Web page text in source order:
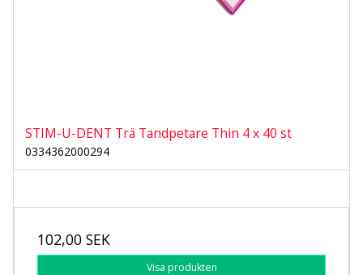
STIM-U-DENT Trä Tandpetare Thin 4 x 40 st
0334362000294
102,00 SEK
Visa produkten